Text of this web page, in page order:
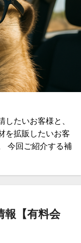
したいお客様と、
を拡販したいお客
今回ご紹介する補
報【有料会